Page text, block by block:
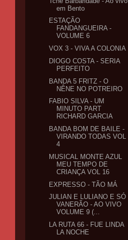
em Bento
ESTAÇÃO
FANDANGUEIRA -
VOLUME 6
VOX 3 - VIVA A COLONIA
DIOGO COSTA - SERIA
PERFEITO
BANDA 5 FRITZ - O
NÊNE NO POTREIRO
FABIO SILVA - UM
MINUTO PART
RICHARD GARCIA
BANDA BOM DE BAILE -
VIRANDO TODAS VOL
4
MUSICAL MONTE AZUL
MEU TEMPO DE
CRIANÇA VOL 16
EXPRESSO - TÃO MÁ
JULIAN E LULIANO E SÓ
VANERÃO - AO VIVO
VOLUME 9 (...
LA RUTA 66 - FUE LINDA
LA NOCHE